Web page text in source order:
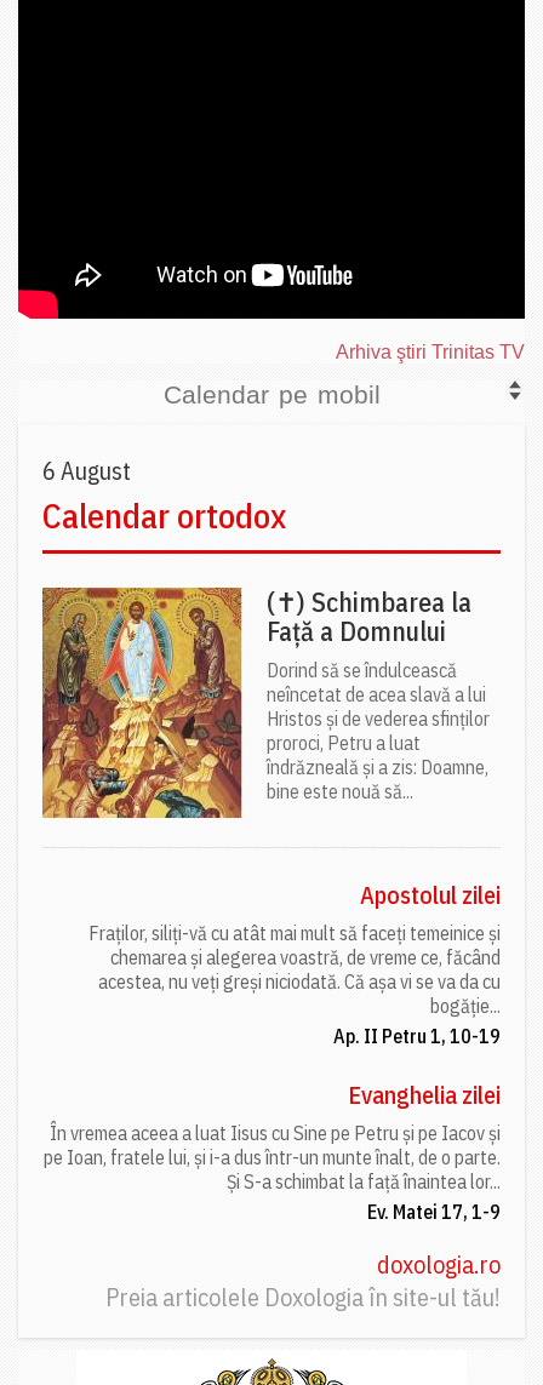
Arhiva ştiri Trinitas TV
Calendar pe mobil
6 August
Calendar ortodox
(✝) Schimbarea la
Față a Domnului
Dorind să se îndulcească
neîncetat de acea slavă a lui
Hristos și de vederea sfinților
proroci, Petru a luat
îndrăzneală și a zis: Doamne,
bine este nouă să...
Apostolul zilei
Fraților, siliți-vă cu atât mai mult să faceți temeinice și
chemarea și alegerea voastră, de vreme ce, făcând
acestea, nu veți greși niciodată. Că așa vi se va da cu
bogăție...
Ap. II Petru 1, 10-19
Evanghelia zilei
În vremea aceea a luat Iisus cu Sine pe Petru și pe Iacov și
pe Ioan, fratele lui, și i-a dus într-un munte înalt, de o parte.
Și S-a schimbat la față înaintea lor...
Ev. Matei 17, 1-9
doxologia.ro
Preia articolele Doxologia în site-ul tău!